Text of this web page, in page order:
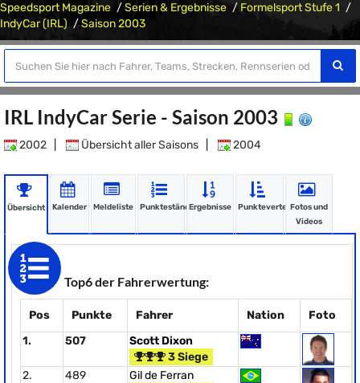
Speedsport Magazine Serien & Ergebnisse
Formelsport Stufe 1
IndyCar (IRL)
Saison 2003
IRL IndyCar Serie - Saison 2003
2002 Übersicht aller Saisons 2004
Übersicht Kalender Meldeliste PunkteständeErgebnisse PunkteverteilungFotos und
Videos
Top6 der Fahrerwertung:
Pos Punkte Fahrer Nation
Foto
1.
507
Scott Dixon
3 Siege
2.
489
Gil de Ferran